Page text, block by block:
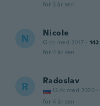
för 3 år sen
N Nicole
Gick med 2017 · 142
för 4 år sen
R Radoslav
Gick med 2020 ·
för 4 år sen